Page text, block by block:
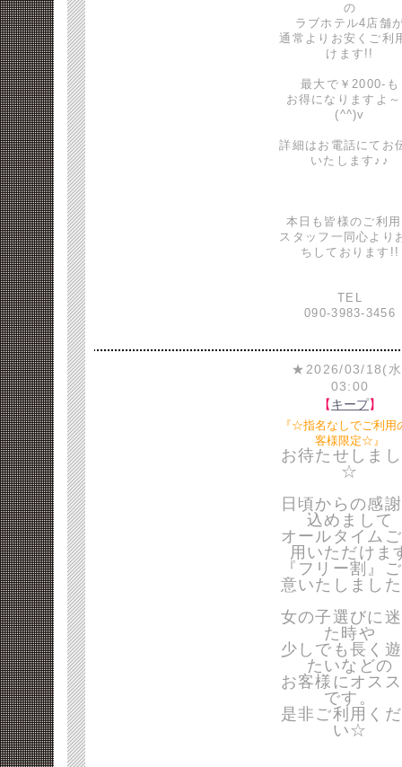
の
ラブホテル4店舗
通常よりお安くご利
けます!!
最大で￥2000-も
お得になりますよ
(^^)v
詳細はお電話にてお
いたします♪♪
本日も皆様のご利
スタッフ一同心より
ちしております!!
TEL
090-3983-3456
★2026/03/18(
03:00
【キープ】
『☆指名なしでご利用
客様限定☆』
お待たせしま
☆
日頃からの感
込めまして
オールタイム
用いただけま
『フリー割』
意いたしまし
女の子選びに
た時や
少しでも長く
たいなどの
お客様にオス
です。
是非ご利用く
い☆